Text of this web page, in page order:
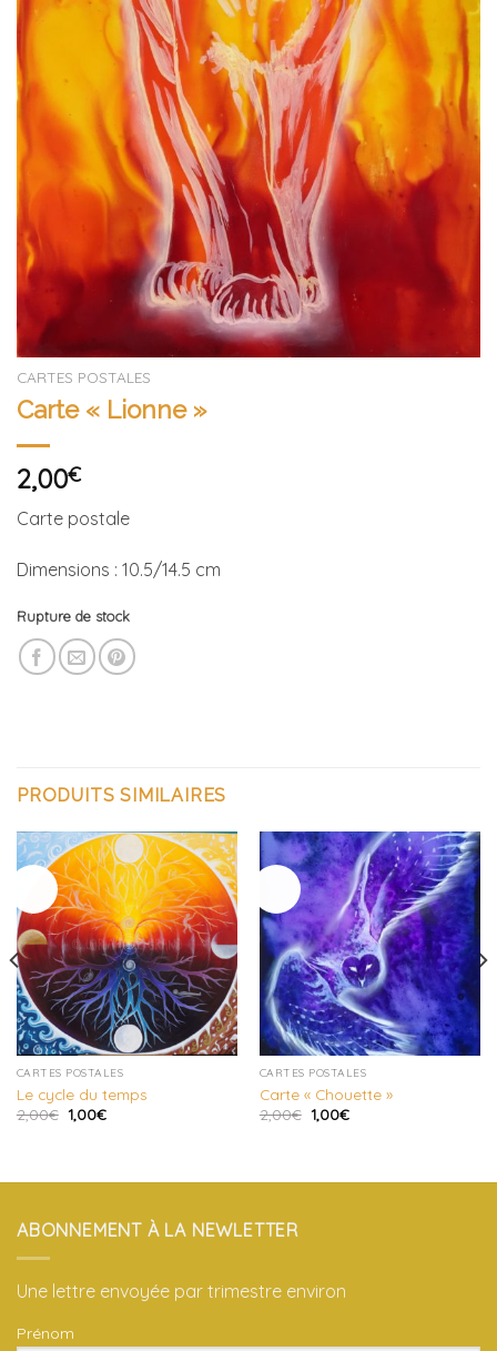
CARTES POSTALES
Carte « Lionne »
2,00€
Carte postale
Dimensions : 10.5/14.5 cm
Rupture de stock
PRODUITS SIMILAIRES
CARTES POSTALES
Le cycle du temps
2,00€ 1,00€
CARTES POSTALES
Carte « Chouette »
2,00€ 1,00€
ABONNEMENT À LA NEWLETTER
Une lettre envoyée par trimestre environ
Prénom